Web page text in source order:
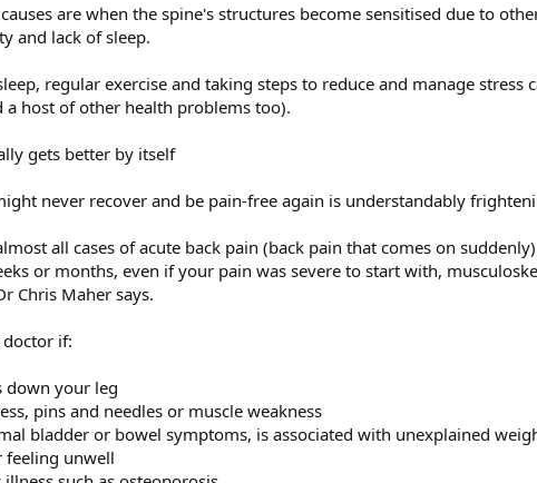
are when the spine's structures become sensitised due to
and lack of sleep.
regular exercise and taking steps to reduce and manage stress
a host of other health problems too).
gets better by itself
never recover and be pain-free again is understandably
all cases of acute back pain (back pain that comes on
or months, even if your pain was severe to start with,
Chris Maher says.
doctor if:
down your leg
pins and needles or muscle weakness
bladder or bowel symptoms, is associated with unexplained
feeling unwell